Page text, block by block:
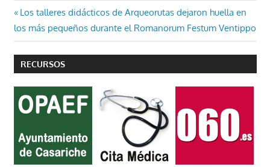
Navegación
de
entradas
Entrada
anterior:
Los talleres didácticos de Arqueorutas dejaron huella en
los más pequeños durante el Romanorum Festum Ventippo
RECURSOS